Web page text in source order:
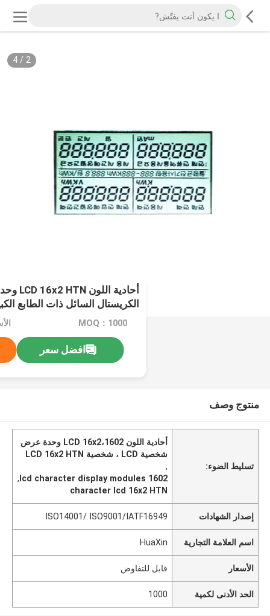
2
/
4
الكريستال السائل ذات الطابع
MOQ：1000
افضل سعر
منتوج وصف
تسليط الضوء:
أحادية اللون LCD 16x2،1602 وحدة عرض
شخصية LCD ، شخصية LCD 16x2 HTN
,
1602 lcd character display modules
,
character lcd 16x2 HTN
إصدار الشهادات ISO14001/ ISO9001/IATF16949
اسم العلامة التجارية HuaXin
الأسعار قابل للتفاوض
الحد الأدنى لكمية 1000